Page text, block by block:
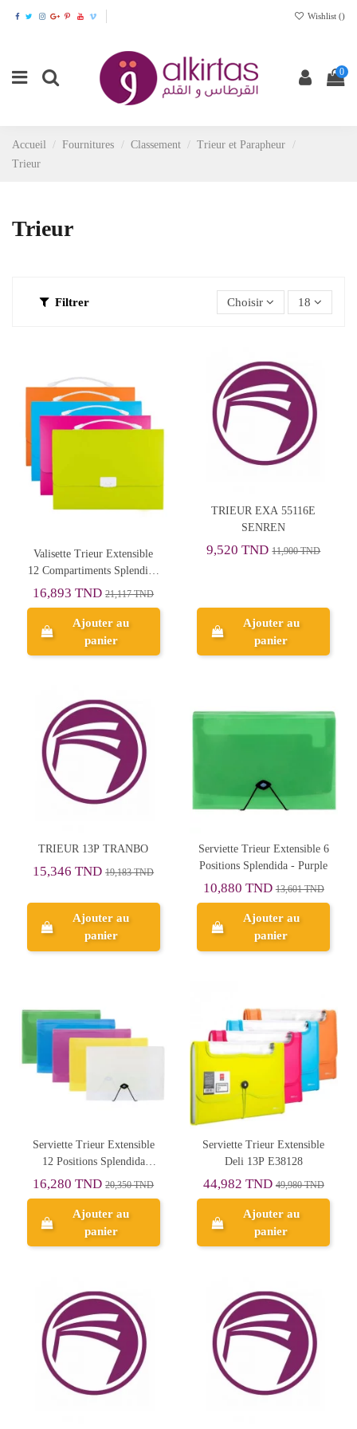
Wishlist ()
0
Accueil Fournitures Classement
Trieur et Parapheur
Trieur
Trieur
Filtrer Choisir 18
Valisette Trieur Extensible
12 Compartiments Splendida
- Purple
16,893 TND21,117 TND
Ajouter au
panier
TRIEUR EXA 55116E
SENREN
9,520 TND11,900 TND
Ajouter au
panier
TRIEUR 13P TRANBO
15,346 TND19,183 TND
Ajouter au
panier
Serviette Trieur Extensible 6
Positions Splendida - Purple
10,880 TND 13,601 TND
Ajouter au
panier
Serviette Trieur Extensible
12 Positions Splendida
OfficePlast
16,280 TND20,350 TND
Ajouter au
panier
Serviette Trieur Extensible
Deli 13P E38128
44,982 TND 49,980 TND
Ajouter au
panier